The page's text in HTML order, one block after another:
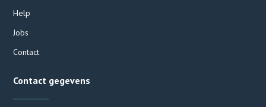
Help
Jobs
Contact
Contact gegevens